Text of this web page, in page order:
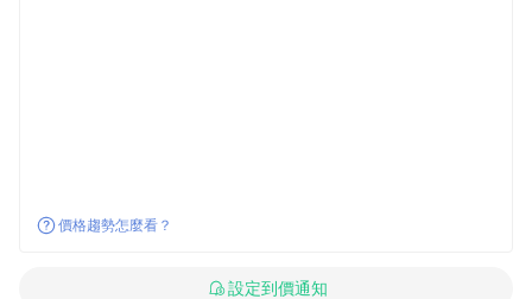
價格趨勢怎麼看？
設定到價通知